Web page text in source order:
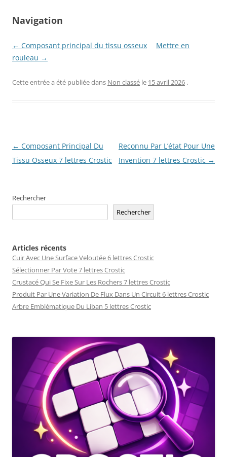
Navigation
← Composant principal du tissu osseux
Mettre en
rouleau →
Cette entrée a été publiée dans Non classé le 15 avril 2026 .
Navigation
des
← Composant Principal Du
Tissu Osseux 7 lettres Crostic
Reconnu Par L’état Pour Une
Invention 7 lettres Crostic →
Rechercher
Rechercher
Articles récents
Cuir Avec Une Surface Veloutée 6 lettres Crostic
Sélectionner Par Vote 7 lettres Crostic
Crustacé Qui Se Fixe Sur Les Rochers 7 lettres Crostic
Produit Par Une Variation De Flux Dans Un Circuit 6 lettres Crostic
Arbre Emblématique Du Liban 5 lettres Crostic